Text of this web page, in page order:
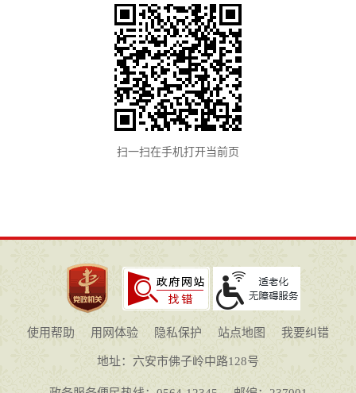
扫一扫在手机打开当前页
使用帮助 用网体验 隐私保护 站点地图 我要纠错
地址：六安市佛子岭中路128号